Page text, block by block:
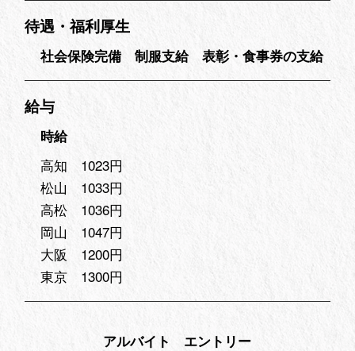
待遇・福利厚生
社会保険完備 制服支給 表彰・食事券の支給
給与
時給
高知 1023円
松山 1033円
高松 1036円
岡山 1047円
大阪 1200円
東京 1300円
アルバイト エントリー